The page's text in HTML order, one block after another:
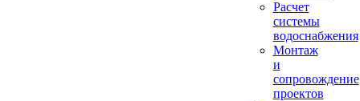
Расчет
системы
водоснабжения
Монтаж
и
сопровождение
проектов